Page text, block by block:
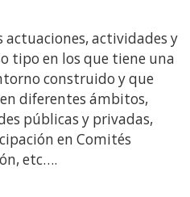
actuaciones, actividades y
tipo en los que tiene una
construido y que
diferentes ámbitos,
públicas y privadas,
en Comités
etc….